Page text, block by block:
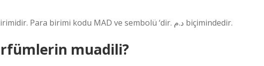
Fas dirhemi, Fas Krallığı’nın resmi para birimidir. Para birimi kodu MAD ve sembolü ‘dir. د.م biçimindedir.
muadili?